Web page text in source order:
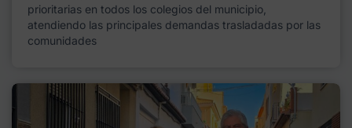
prioritarias en todos los colegios del municipio,
atendiendo las principales demandas trasladadas por las
comunidades